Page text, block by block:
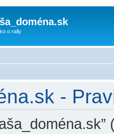
o rally
-